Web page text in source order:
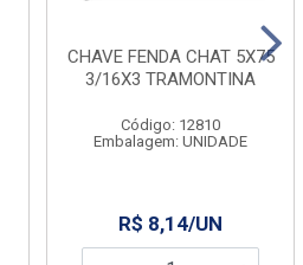
CHAVE FENDA CHAT 5X75
3/16X3 TRAMONTINA
Código: 12810
Embalagem: UNIDADE
R$ 8,14/UN